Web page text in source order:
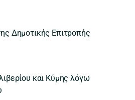
Δημοτικής Επιτροπής
και Κύμης λόγω